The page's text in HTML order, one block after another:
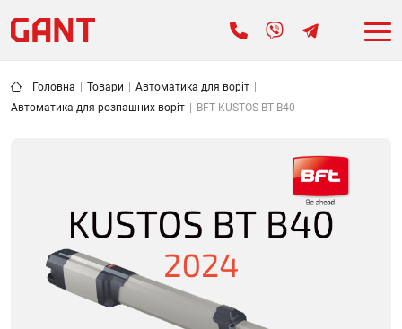
Головна Товари Автоматика для воріт
Автоматика для розпашних воріт
BFT KUSTOS BT B40